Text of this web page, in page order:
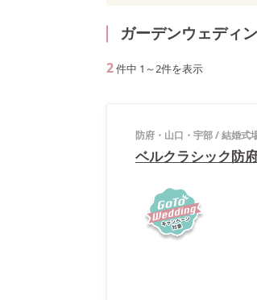
ガーデンウェディ
2件中 1 ～2件を表示
防府・山口・宇部/結婚式
ベルクラシック防